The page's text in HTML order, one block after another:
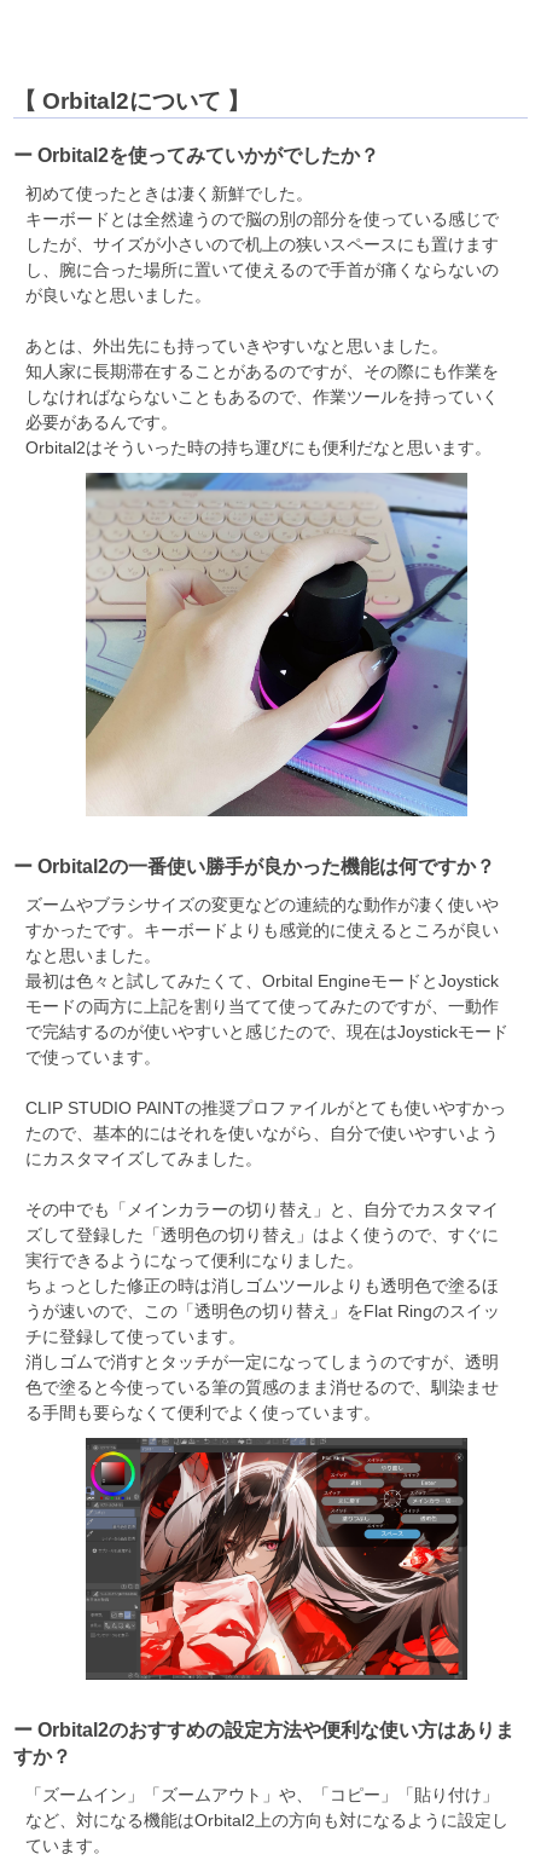
【 Orbital2について 】
ー Orbital2を使ってみていかがでしたか？
初めて使ったときは凄く新鮮でした。
キーボードとは全然違うので脳の別の部分を使っている感じで
したが、サイズが小さいので机上の狭いスペースにも置けます
し、腕に合った場所に置いて使えるので手首が痛くならないの
が良いなと思いました。
あとは、外出先にも持っていきやすいなと思いました。
知人家に長期滞在することがあるのですが、その際にも作業を
しなければならないこともあるので、作業ツールを持っていく
必要があるんです。
Orbital2はそういった時の持ち運びにも便利だなと思います。
ー Orbital2の一番使い勝手が良かった機能は何ですか？
ズームやブラシサイズの変更などの連続的な動作が凄く使いや
すかったです。キーボードよりも感覚的に使えるところが良い
なと思いました。
最初は色々と試してみたくて、Orbital EngineモードとJoystick
モードの両方に上記を割り当てて使ってみたのですが、一動作
で完結するのが使いやすいと感じたので、現在はJoystickモード
で使っています。
CLIP STUDIO PAINTの推奨プロファイルがとても使いやすかっ
たので、基本的にはそれを使いながら、自分で使いやすいよう
にカスタマイズしてみました。
その中でも「メインカラーの切り替え」と、自分でカスタマイ
ズして登録した「透明色の切り替え」はよく使うので、すぐに
実行できるようになって便利になりました。
ちょっとした修正の時は消しゴムツールよりも透明色で塗るほ
うが速いので、この「透明色の切り替え」をFlat Ringのスイッ
チに登録して使っています。
消しゴムで消すとタッチが一定になってしまうのですが、透明
色で塗ると今使っている筆の質感のまま消せるので、馴染ませ
る手間も要らなくて便利でよく使っています。
ー Orbital2のおすすめの設定方法や便利な使い方はありま
すか？
「ズームイン」「ズームアウト」や、「コピー」「貼り付け」
など、対になる機能はOrbital2上の方向も対になるように設定し
ています。